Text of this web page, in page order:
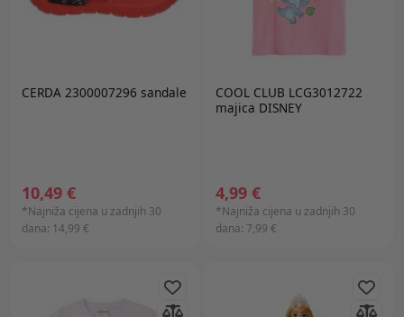
CERDA 2300007296 sandale
10,49 €
*Najniža cijena u zadnjih 30
dana: 14,99 €
COOL CLUB LCG3012722
majica DISNEY
4,99 €
*Najniža cijena u zadnjih 30
dana: 7,99 €